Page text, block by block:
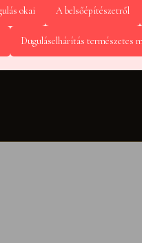
okai A belsőépítészetről
Duguláselhárítás természetes